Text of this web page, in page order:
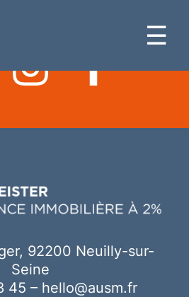
☰
92200 Neuilly-sur-
Seine
45 – hello@ausm.fr